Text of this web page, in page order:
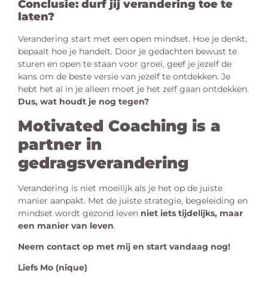
Conclusie: durf jij verandering toe te
laten?
Verandering start met een open mindset. Hoe je denkt,
bepaalt hoe je handelt. Door je gedachten bewust te
sturen en open te staan voor groei, geef je jezelf de
kans om de beste versie van jezelf te ontdekken. Je
hebt het al in je alleen moet je het zelf gaan ontdekken.
Dus, wat houdt je nog tegen?
Motivated Coaching is a
partner in
gedragsverandering
Verandering is niet moeilijk als je het op de juiste
manier aanpakt. Met de juiste strategie, begeleiding en
mindset wordt gezond leven niet iets tijdelijks, maar
een manier van leven.
Neem contact op met mij en start vandaag nog!
Liefs Mo (nique)